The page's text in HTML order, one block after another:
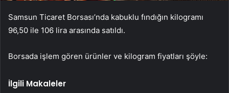
Samsun Ticaret Borsası’nda kabuklu fındığın kilogramı
96,50 ile 106 lira arasında satıldı.
Borsada işlem gören ürünler ve kilogram fiyatları şöyle:
İlgili Makaleler